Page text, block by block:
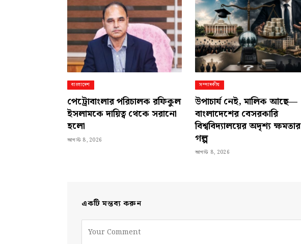
বাংলাদেশ
পেট্রোবাংলার পরিচালক রফিকুল
ইসলামকে দায়িত্ব থেকে সরানো
হলো
আগস্ট 8, 2026
সম্পাদকীয়
উপাচার্য নেই, মালিক আছে—
বাংলাদেশের বেসরকারি
বিশ্ববিদ্যালয়ের অদৃশ্য ক্ষমতার
গল্প
আগস্ট 8, 2026
একটি মন্তব্য করুন